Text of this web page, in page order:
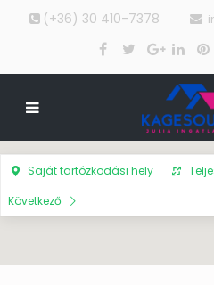
(+36) 30 410-7378
Saját tartózkodási hely
Következő